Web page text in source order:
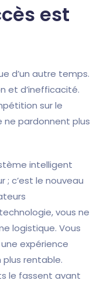
est
d’un autre temps.
et d’inefficacité.
sur le
pardonnent plus
intelligent
; c’est le nouveau
vous ne
logistique. Vous
expérience
rentable.
le fassent avant